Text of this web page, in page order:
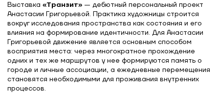
Выставка «Транзит» — дебютный персональный проект
Анастасии Григорьевой. Практика художницы строится
вокруг исследования пространства как состояния и его
влияния на формирование идентичности. Для Анастасии
Григорьевой движение является основным способом
восприятия места: через многократное прохождение
одних и тех же маршрутов у нее формируются память о
городе и личные ассоциации, а ежедневные перемещения
становятся необходимыми для проживания внутренних
процессов.